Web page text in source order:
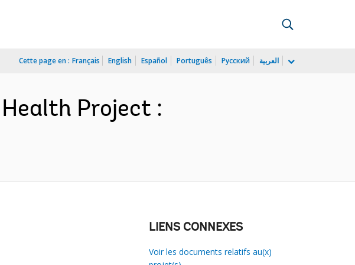
Cette page en : Français English Español Português Русский العربية
Project :
LIENS CONNEXES
Voir les documents relatifs au(x)